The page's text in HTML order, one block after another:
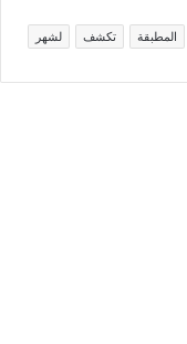
المطبقة تكشف لشهر